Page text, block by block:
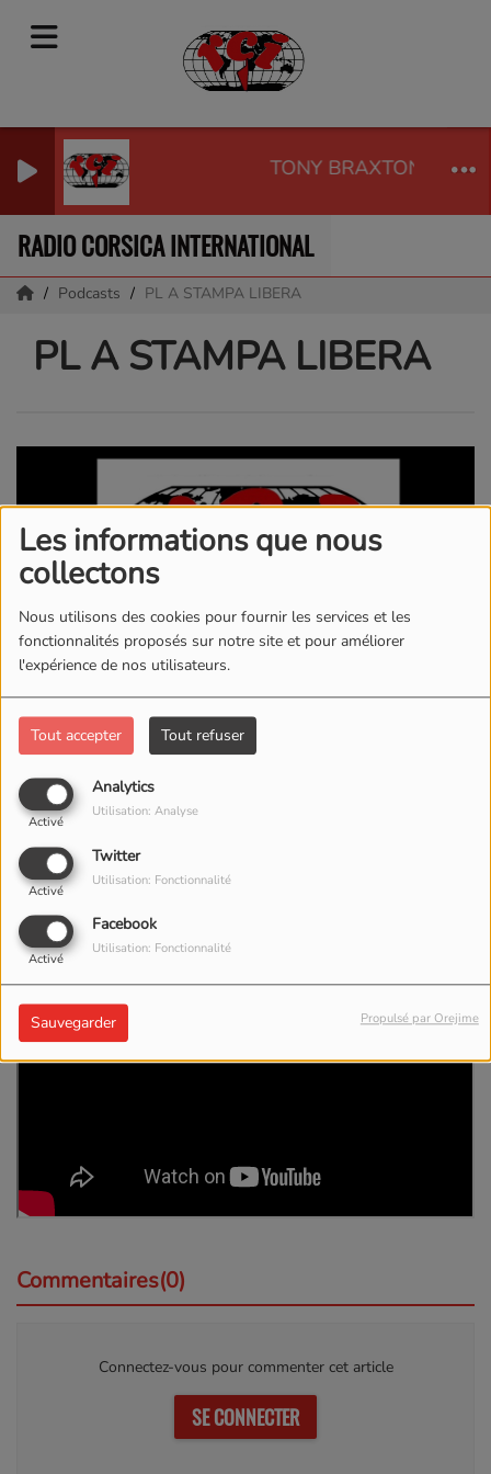
Les informations que nous
collectons
Nous utilisons des cookies pour fournir les services et les
fonctionnalités proposés sur notre site et pour améliorer
l'expérience de nos utilisateurs.
Tout accepter Tout refuser
Analytics
Activé
Utilisation: Analyse
Twitter
Activé
Utilisation: Fonctionnalité
Facebook
Activé
Utilisation: Fonctionnalité
Sauvegarder Propulsé par Orejime
TONY BRAXTON -
RADIO CORSICA INTERNATIONAL
Podcasts PL A STAMPA LIBERA
PL A STAMPA LIBERA
28 MAI 2026 -
VUES
Commentaires(0)
Connectez-vous pour commenter cet article
SE CONNECTER